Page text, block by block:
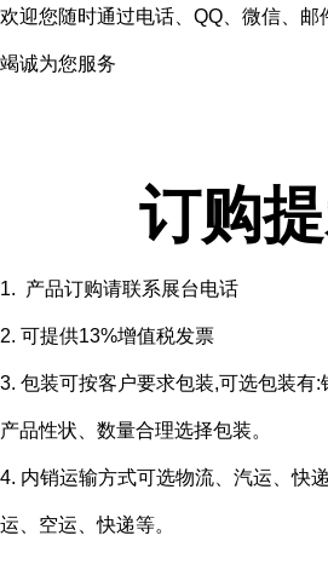
欢迎您随时通过电话、QQ、微信、邮
竭诚为您服务
订购
1. 产品订购请联系展台电话
2. 可提供13%增值税发票
3. 包装可按客户要求包装,可选包装有
产品性状、数量合理选择包装。
4. 内销运输方式可选物流、汽运、快
运、空运、快递等。